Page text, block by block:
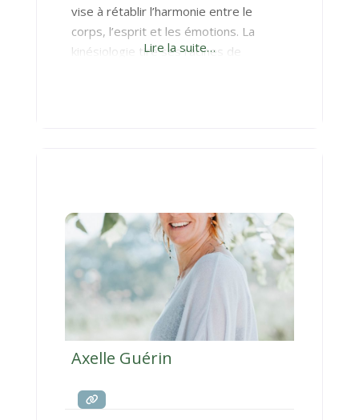
vise à rétablir l’harmonie entre le
corps, l’esprit et les émotions. La
kinésiologie tire ses racines de
dérèglements, un kinésiologue peut
Lire la suite…
Axelle Guérin